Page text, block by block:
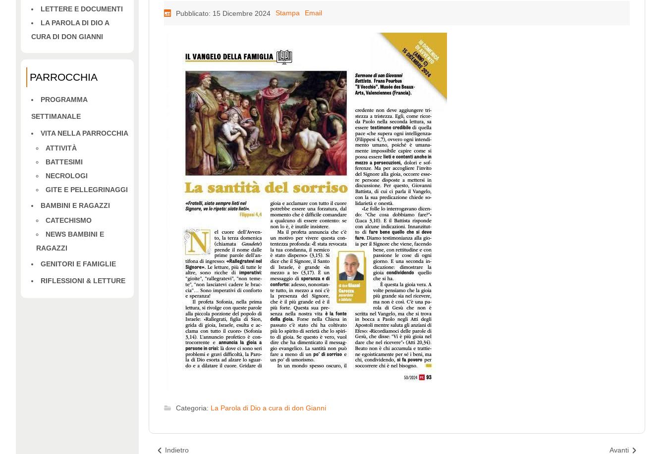
LETTERE E DOCUMENTI
LA PAROLA DI DIO A
CURA DI DON GIANNI
PARROCCHIA
PROGRAMMA
SETTIMANALE
VITA NELLA PARROCCHIA
ATTIVITÀ
BATTESIMI
NECROLOGI
GITE E PELLEGRINAGGI
BAMBINI E RAGAZZI
CATECHISMO
NEWS BAMBINI E
RAGAZZI
GENITORI E FAMIGLIE
RIFLESSIONI & LETTURE
Pubblicato: 15 Dicembre 2024 Stampa Email
Categoria: La Parola di Dio a cura di don Gianni
Indietro Avanti